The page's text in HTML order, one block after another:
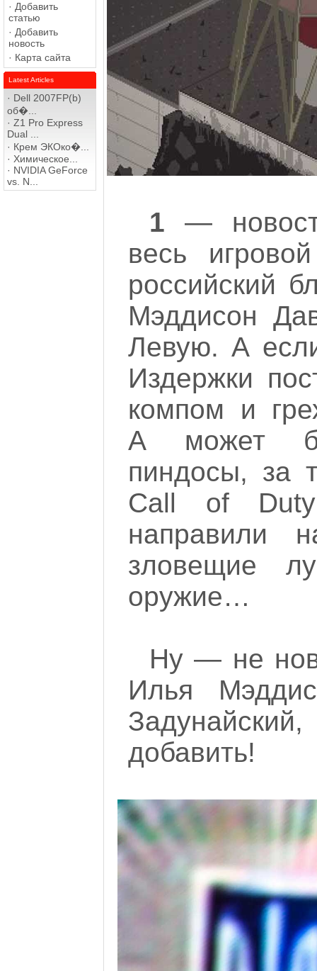
· Добавить
статью
· Добавить
новость
· Карта сайта
Latest Articles
· Dell 2007FP(b)
об�...
· Z1 Pro Express
Dual ...
· Крем ЭКОко�...
· Химическое...
· NVIDIA GeForce
vs. N...
1 —
весь
российский
Мэддисон
Левую. А
Издержки
компом и
А может
пиндосы, за
Call of
направили
зловещие
оружие…
Ну — не
Илья
добавить!